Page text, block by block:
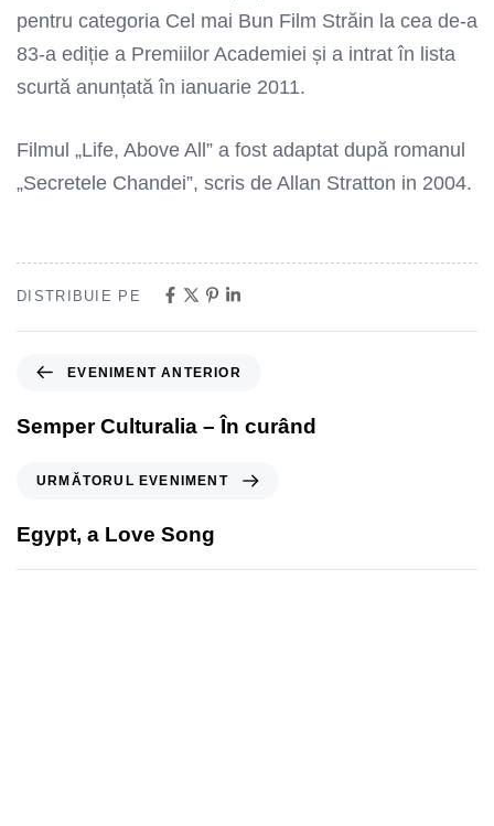
pentru categoria Cel mai Bun Film Străin la cea de-a
83-a ediție a Premiilor Academiei și a intrat în lista
scurtă anunțată în ianuarie 2011.
Filmul „Life, Above All” a fost adaptat după romanul
„Secretele Chandei”, scris de Allan Stratton in 2004.
DISTRIBUIE PE
EVENIMENT ANTERIOR
Semper Culturalia – În curând
URMĂTORUL EVENIMENT
Egypt, a Love Song